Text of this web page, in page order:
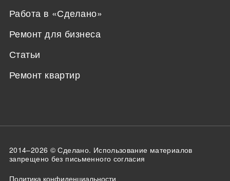
Работа в «Сделано»
Ремонт для бизнеса
Статьи
Ремонт квартир
2014–2026 ©Сделано. Использование материалов
запрещено без письменного согласия
Политика конфиденциальности